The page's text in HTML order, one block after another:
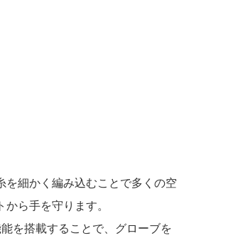
を細かく編み込むことで多くの空
ら手を守ります。
を搭載することで、グローブを